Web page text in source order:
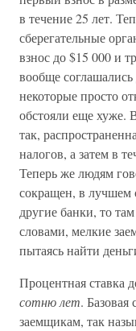
в течение 25 лет.
сберегательные
взнос до $15 000 и
вообще
некоторые просто
обстояли еще хуже.
так,
налогов, а затем в
Теперь же людям
сокращен, в лучшем
другие банки, то
словами, мелкие
пытаясь найти
Процентная ставка
сотню лет. Базовая
заемщикам, так